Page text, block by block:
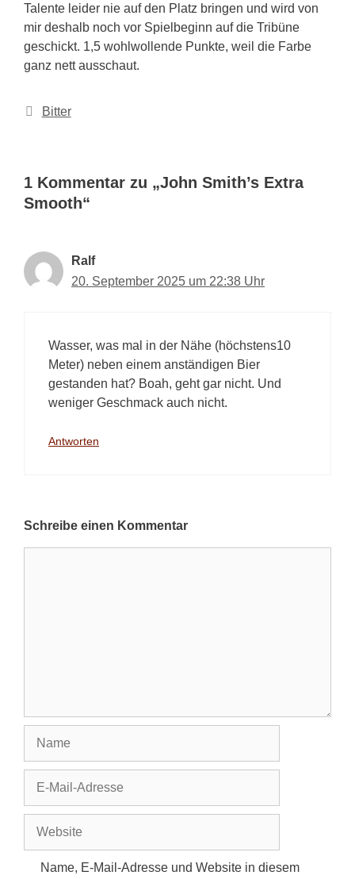
Talente leider nie auf den Platz bringen und wird von
mir deshalb noch vor Spielbeginn auf die Tribüne
geschickt. 1,5 wohlwollende Punkte, weil die Farbe
ganz nett ausschaut.
Kategorien
Bitter
1 Kommentar zu „John Smith’s Extra
Smooth“
Ralf
20. September 2025 um 22:38 Uhr
Wasser, was mal in der Nähe (höchstens10
Meter) neben einem anständigen Bier
gestanden hat? Boah, geht gar nicht. Und
weniger Geschmack auch nicht.
Antworten
Schreibe einen Kommentar
Adresse
Name, E-Mail-Adresse und Website in diesem